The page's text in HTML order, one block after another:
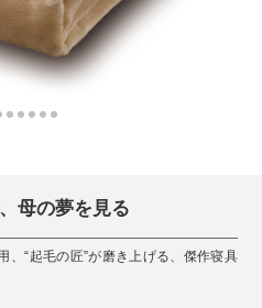
母の夢を見る
、“起毛の匠”が磨き上げる、傑作寝具